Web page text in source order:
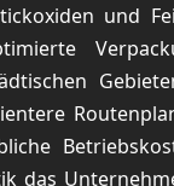
und
das